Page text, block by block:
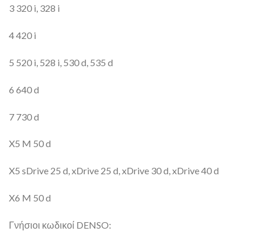
3 320 i, 328 i
4 420 i
5 520 i, 528 i, 530 d, 535 d
6 640 d
7 730 d
X5 M 50 d
X5 sDrive 25 d, xDrive 25 d, xDrive 30 d, xDrive 40 d
X6 M 50 d
Γνήσιοι κωδικοί DENSO: